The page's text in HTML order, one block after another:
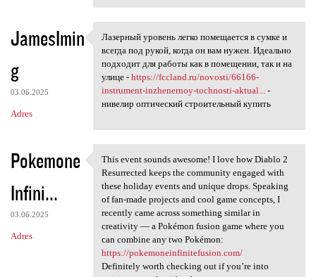
JamesImin
g
03.06.2025
Adres
Лазерный уровень легко
Лазерный уровень легко помещается в сумке и
всегда под рукой, когда он вам нужен. Идеально
подходит для работы как в помещении, так и на
улице - https://fccland.ru/novosti/66166-
instrument-inzhenernoy-tochnosti-aktual...-
нивелир оптический строительный купить
Pokemone
Infini...
03.06.2025
Adres
This event sounds awesome! I
This event sounds awesome! I love how Diablo 2
Resurrected keeps the community engaged with
these holiday events and unique drops. Speaking
of fan-made projects and cool game concepts, I
recently came across something similar in
creativity — a Pokémon fusion game where you
can combine any two Pokémon:
https://pokemoneinfinitefusion.com/
Definitely worth checking out if you’re into